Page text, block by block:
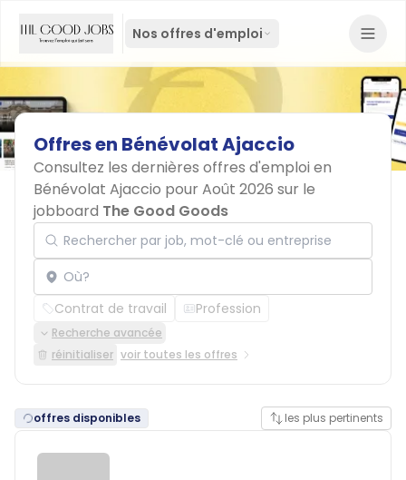
Nos offres d'emploi
Offresen BénévolatAjaccio
Consultez les dernières offres d'emploi en
Bénévolat Ajaccio pour Août 2026 sur le
jobboard The Good Goods
Rechercher par job, mot-clé ou entreprise
Localisation
Contrat de travail Profession
Recherche avancée
réinitialiser voir toutes les offres
offres disponibles les plus pertinents